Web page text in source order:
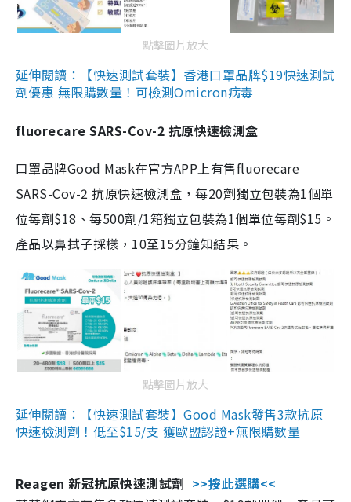
點擊圖片放大
延伸閱讀：【快速測試套裝】香港口罩品牌$19快速測試
劑優惠 無限購數量！可檢測Omicron病毒
fluorecare SARS-Cov-2 抗原快速檢測盒
口罩品牌Good Mask在官方APP上有售fluorecare
SARS-Cov-2 抗原快速檢測盒，每20劑獨立包裝為1個單
位每劑$18、每500劑/1箱獨立包裝為1個單位每劑$15。
產品以鼻拭子採樣，10至15分鐘知結果。
點擊圖片放大
延伸閱讀：【快速測試套裝】Good Mask發售3款抗原
快速檢測劑！低至$15/支 獲歐盟認證+無限購數量
Reagen 新冠抗原快速測試劑 >>按此選購<<